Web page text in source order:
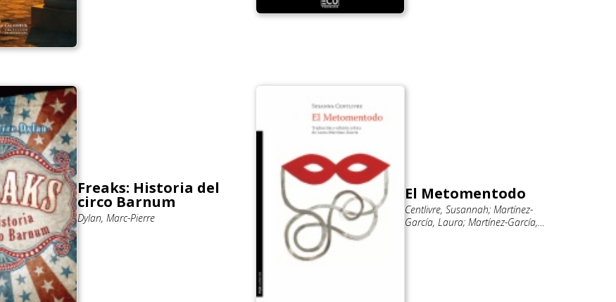
Freaks: Historia del
circo Barnum
Dylan, Marc-Pierre
El Metomentodo
Centlivre, Susannah; Martínez-
García, Laura; Martínez-García,